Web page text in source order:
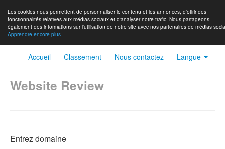
Les cookies nous permettent de personnaliser le contenu et les annonces, d'offrir des
fonctionnalités relatives aux médias sociaux et d'analyser notre trafic. Nous partageons
également des informations sur l'utilisation de notre site avec nos partenaires de médias
Apprendre encore plus
Accueil Classement Nous contactez Langue
Website Review
Entrez domaine